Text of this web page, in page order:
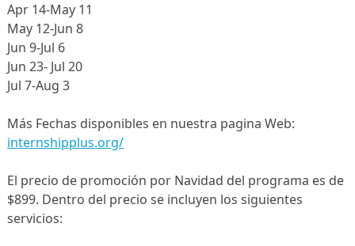
Apr 14-May 11
May 12-Jun 8
Jun 9-Jul 6
Jun 23- Jul 20
Jul 7-Aug 3
Más Fechas disponibles en nuestra pagina Web:
internshipplus.org/
El precio de promoción por Navidad del programa es de
$899. Dentro del precio se incluyen los siguientes
servicios: